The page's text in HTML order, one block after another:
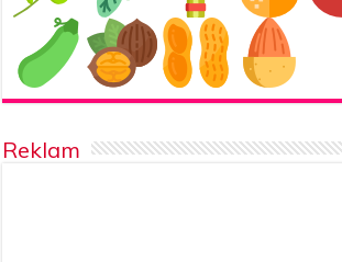
Reklam